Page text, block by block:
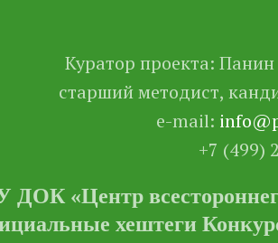
Куратор проекта:
старший методист,
e-mail:
+7 (499)
«Центр всестороннего
хештеги